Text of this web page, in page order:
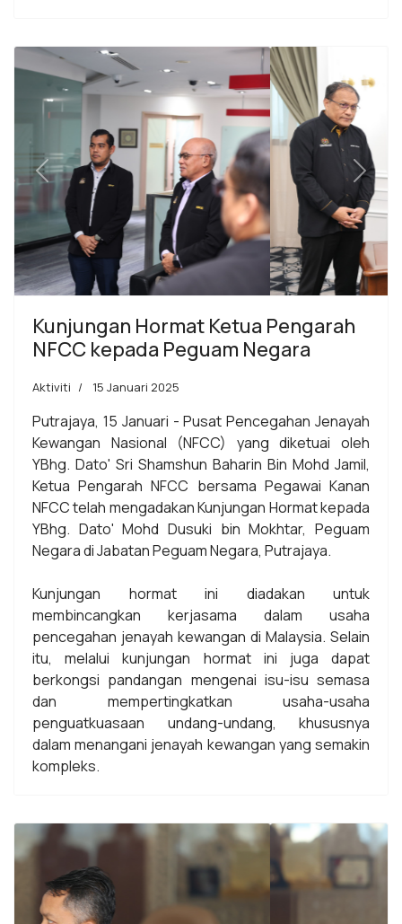
Previous Next
Kunjungan Hormat Ketua Pengarah
NFCC kepada Peguam Negara
Aktiviti 15 Januari 2025
Putrajaya, 15 Januari - Pusat Pencegahan Jenayah
Kewangan Nasional (NFCC) yang diketuai oleh
YBhg. Dato' Sri Shamshun Baharin Bin Mohd Jamil,
Ketua Pengarah NFCC bersama Pegawai Kanan
NFCC telah mengadakan Kunjungan Hormat kepada
YBhg. Dato' Mohd Dusuki bin Mokhtar, Peguam
Negara di Jabatan Peguam Negara, Putrajaya.
Kunjungan hormat ini diadakan untuk
membincangkan kerjasama dalam usaha
pencegahan jenayah kewangan di Malaysia. Selain
itu, melalui kunjungan hormat ini juga dapat
berkongsi pandangan mengenai isu-isu semasa
dan mempertingkatkan usaha-usaha
penguatkuasaan undang-undang, khususnya
dalam menangani jenayah kewangan yang semakin
kompleks.